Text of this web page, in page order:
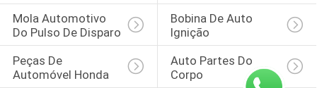
Mola Automotivo
Do Pulso De Disparo
Bobina De Auto
Ignição
Peças De
Automóvel Honda
Auto Partes Do
Corpo